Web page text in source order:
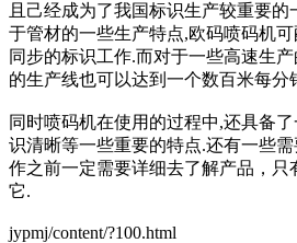
且己经成为了我国标识生产较重要
于管材的一些生产特点,欧码喷码机
同步的标识工作.而对于一些高速生
的生产线也可以达到一个数百米每分
同时喷码机在使用的过程中,还具备
识清晰等一些重要的特点.还有一些
作之前一定需要详细去了解产品，只
它.
jypmj/content/?100.html